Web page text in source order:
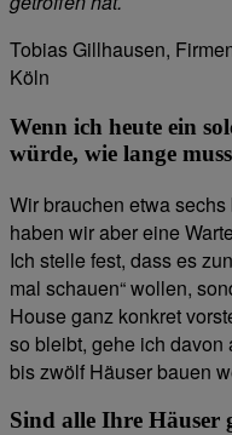
Tobias Gillhausen,
Köln
Wenn ich heute ein
würde, wie lange
Wir brauchen etwa
haben wir aber eine
Ich stelle fest, dass es
mal schauen“ wollen,
House ganz konkret
so bleibt, gehe ich davon
bis zwölf Häuser bauen
Sind alle Ihre Häuser